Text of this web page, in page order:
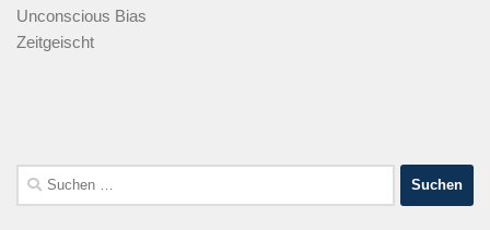
Unconscious Bias
Zeitgeischt
Suche
nach: